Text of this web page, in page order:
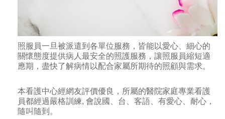
照服員一旦被派遣到各單位服務，皆能以愛心、細心的
關懷態度提供病人最安全的照護服務，讓照服員縮短適
應期，盡快了解病情以配合家屬所期待的照顧與需求。
本看護中心經網友評價優良，所屬的醫院家庭專業看護
員都經過嚴格訓練, 會說國、台、客語、有愛心、耐心，
隨叫隨到。